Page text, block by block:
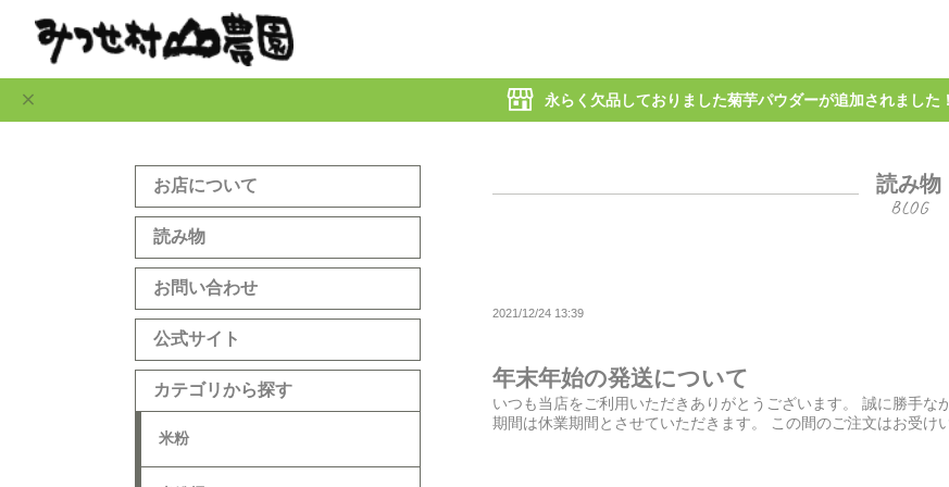
永らく欠品しておりました菊芋パウダーが追加されました！
お店について
読み物
お問い合わせ
公式サイト
カテゴリから探す
米粉
読み物
年末年始の発送について
2021/12/24 13:39
いつも当店をご利用いただきありがとうございます。 誠に勝手
期間は休業期間とさせていただきます。 この間のご注文はお受け